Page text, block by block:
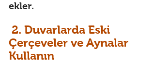
ekler.
Çerçeveler ve Aynalar
Kullanın